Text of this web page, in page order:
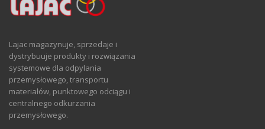
Lajac magazynuje, sprzedaje i
dystrybuuje produkty i rozwiązania
systemowe dla odpylania
przemysłowego, transportu
materiałów, punktowego odciągu i
centralnego odkurzania
przemysłowego.